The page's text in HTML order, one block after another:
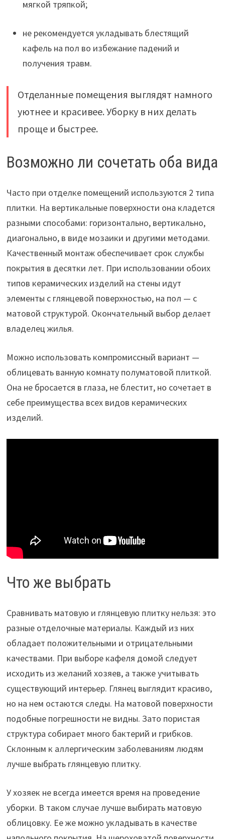
мягкой тряпкой;
не рекомендуется укладывать блестящий
кафель на пол во избежание падений и
получения травм.
Отделанные помещения выглядят намного
уютнее и красивее. Уборку в них делать
проще и быстрее.
Возможно ли сочетать оба вида
Часто при отделке помещений используются 2 типа
плитки. На вертикальные поверхности она кладется
разными способами: горизонтально, вертикально,
диагонально, в виде мозаики и другими методами.
Качественный монтаж обеспечивает срок службы
покрытия в десятки лет. При использовании обоих
типов керамических изделий на стены идут
элементы с глянцевой поверхностью, на пол — с
матовой структурой. Окончательный выбор делает
владелец жилья.
Можно использовать компромиссный вариант —
облицевать ванную комнату полуматовой плиткой.
Она не бросается в глаза, не блестит, но сочетает в
себе преимущества всех видов керамических
изделий.
Что же выбрать
Сравнивать матовую и глянцевую плитку нельзя: это
разные отделочные материалы. Каждый из них
обладает положительными и отрицательными
качествами. При выборе кафеля домой следует
исходить из желаний хозяев, а также учитывать
существующий интерьер. Глянец выглядит красиво,
но на нем остаются следы. На матовой поверхности
подобные погрешности не видны. Зато пористая
структура собирает много бактерий и грибков.
Склонным к аллергическим заболеваниям людям
лучше выбрать глянцевую плитку.
У хозяек не всегда имеется время на проведение
уборки. В таком случае лучше выбирать матовую
облицовку. Ее же можно укладывать в качестве